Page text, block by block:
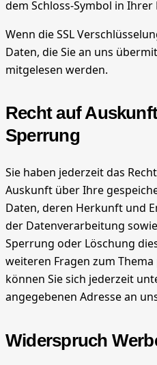
dem Schloss-Symbol in Ihrer
Wenn die SSL
Daten, die Sie an uns
mitgelesen werden.
Recht auf
Sperrung
Sie haben jederzeit das
Auskunft über Ihre
Daten, deren Herkunft und
der Datenverarbeitung
Sperrung oder Löschung
weiteren Fragen zum
können Sie sich jederzeit
angegebenen Adresse an
Widerspruch